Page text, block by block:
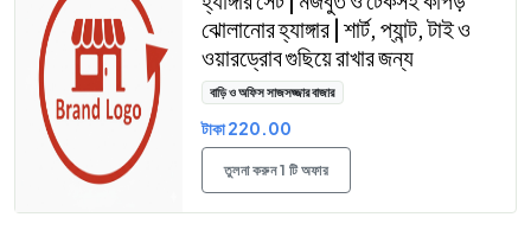
ঝোলানোর হ্যাঙ্গার | শার্ট, প্যান্ট, টাই ও
ওয়ারড্রোব গুছিয়ে রাখার জন্য
বাড়ি ও অফিস সাজসজ্জার বাজার
টাকা 220.00
তুলনা করুন 1 টি অফার